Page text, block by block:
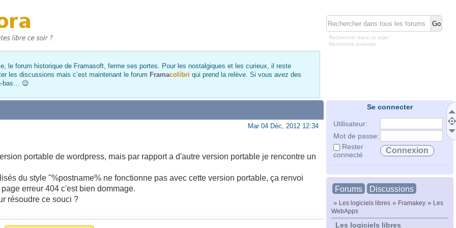
Rechercher dans ce sujet
Recherche avancée
le forum historique de Framasoft, ferme ses portes. Pour les nostalgiques et les curieux, il reste
les discussions mais c’est maintenant le forum Framacolibri qui prend la relève. Si vous avez des
bas… 😉
Se connecter
Utilisateur:
Mot de passe:
Rester
connecté
Forums Discussions
» Les logiciels libres » Framakey » Les
WebApps
Les logiciels libres
Mar 04 Déc, 2012 12:34
portable de wordpress, mais par rapport a d'autre version portable je rencontre un
du style "%postname% ne fonctionne pas avec cette version portable, ça renvoi
erreur 404 c'est bien dommage.
résoudre ce souci ?